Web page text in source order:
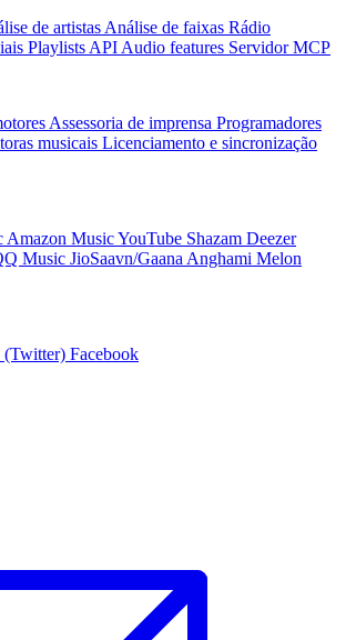
de artistas Análise de faixas Rádio
Playlists API Audio features Servidor MCP
Assessoria de imprensa Programadores
musicais Licenciamento e sincronização
Amazon MusicYouTube Shazam Deezer
Music JioSaavn/Gaana Anghami Melon
(Twitter) Facebook